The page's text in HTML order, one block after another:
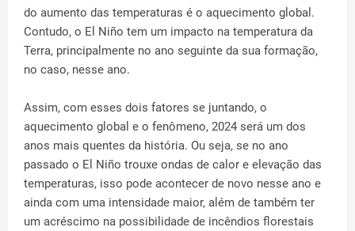
do aumento das temperaturas é o aquecimento global.
Contudo, o El Niño tem um impacto na temperatura da
Terra, principalmente no ano seguinte da sua formação,
no caso, nesse ano.
Assim, com esses dois fatores se juntando, o
aquecimento global e o fenômeno, 2024 será um dos
anos mais quentes da história. Ou seja, se no ano
passado o El Niño trouxe ondas de calor e elevação das
temperaturas, isso pode acontecer de novo nesse ano e
ainda com uma intensidade maior, além de também ter
um acréscimo na possibilidade de incêndios florestais